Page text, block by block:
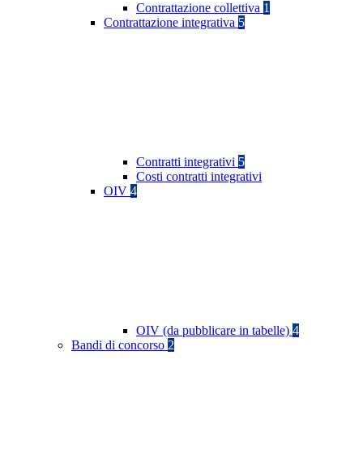
Contrattazione collettiva 1
Contrattazione integrativa 5
Contratti integrativi 5
Costi contratti integrativi
OIV 4
OIV (da pubblicare in tabelle) 4
Bandi di concorso 2